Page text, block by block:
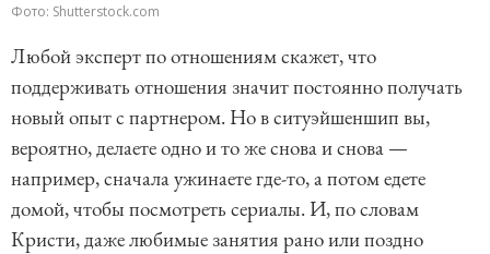
Фото: Shutterstock.com
Любой эксперт по отношениям скажет, что
поддерживать отношения значит постоянно получать
новый опыт с партнером. Но в ситуэйшеншип вы,
вероятно, делаете одно и то же снова и снова —
например, сначала ужинаете где-то, а потом едете
домой, чтобы посмотреть сериалы. И, по словам
Кристи, даже любимые занятия рано или поздно